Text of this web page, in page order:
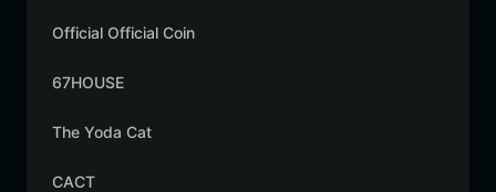
Official Official Coin
67HOUSE
The Yoda Cat
CACT